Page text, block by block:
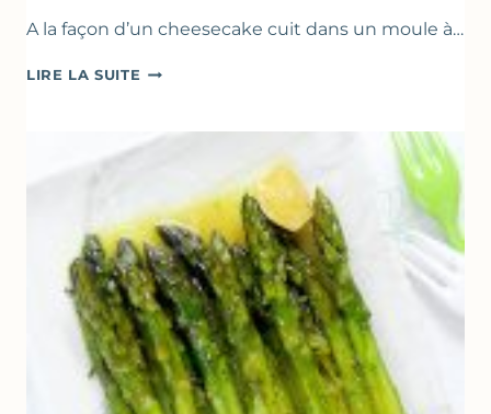
A la façon d’un cheesecake cuit dans un moule à…
LIRE LA SUITE TERRINE
GREC,
AMANDES
&
FRUITS
ROUGES